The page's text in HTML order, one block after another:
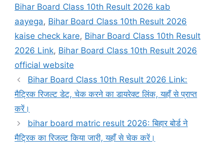
Bihar Board Class 10th Result 2026 kab
aayega, Bihar Board Class 10th Result 2026
kaise check kare, Bihar Board Class 10th Result
2026 Link, Bihar Board Class 10th Result 2026
official website
Bihar Board Class 10th Result 2026 Link:
मैट्रिक रिजल्ट डेट, चेक करने का डायरेक्ट लिंक, यहाँ से प्राप्त
करें।
bihar board matric result 2026: बिहार बोर्ड ने
मैट्रिक का रिजल्ट किया जारी, यहाँ से चेक करें।